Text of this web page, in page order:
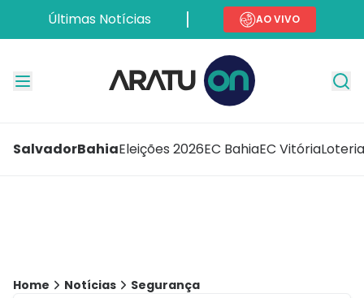
Últimas Notícias AO VIVO
SalvadorBahiaEleições 2026EC BahiaEC Vitória
Home Notícias Segurança